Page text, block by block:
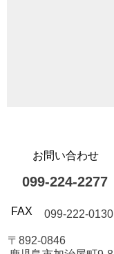
​お問い合わせ
099-224-2277
​FAX 099-222-0130
〒892-0846